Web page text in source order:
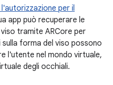
per il
app può recuperare le
tramite ARCore per
forma del viso possono
l'utente nel mondo virtuale,
degli occhiali.